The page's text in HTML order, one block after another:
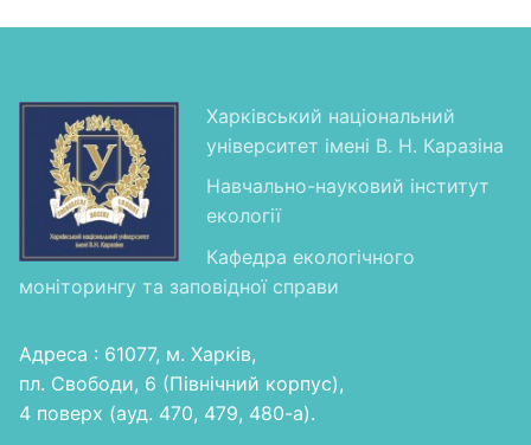
Харківський національний
університет імені В. Н. Каразіна
Навчально-науковий інститут
екології
Кафедра екологічного
моніторингу та заповідної справи
Адреса : 61077, м. Харків,
пл. Свободи, 6 (Північний корпус),
4 поверх (ауд. 470, 479, 480-а).